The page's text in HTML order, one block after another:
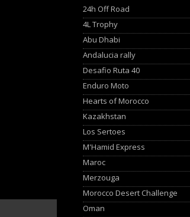
24h Off Road
4L Trophy
Abu Dhabi
Andalucia rally
Desafio Ruta 40
Enduro Moto
Hearts of Morocco
Kazakhstan
Los Sertoes
M'Hamid Express
Maroc
Merzouga
Morocco Desert Challenge
Oman